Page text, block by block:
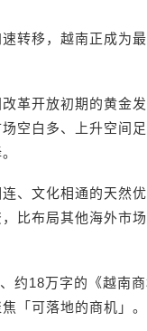
转移，越南正成为
革开放初期的黄金
空白多、上升空间
、文化相通的天然
比布局其他海外市
约18万字的《越南
「可落地的商机」。